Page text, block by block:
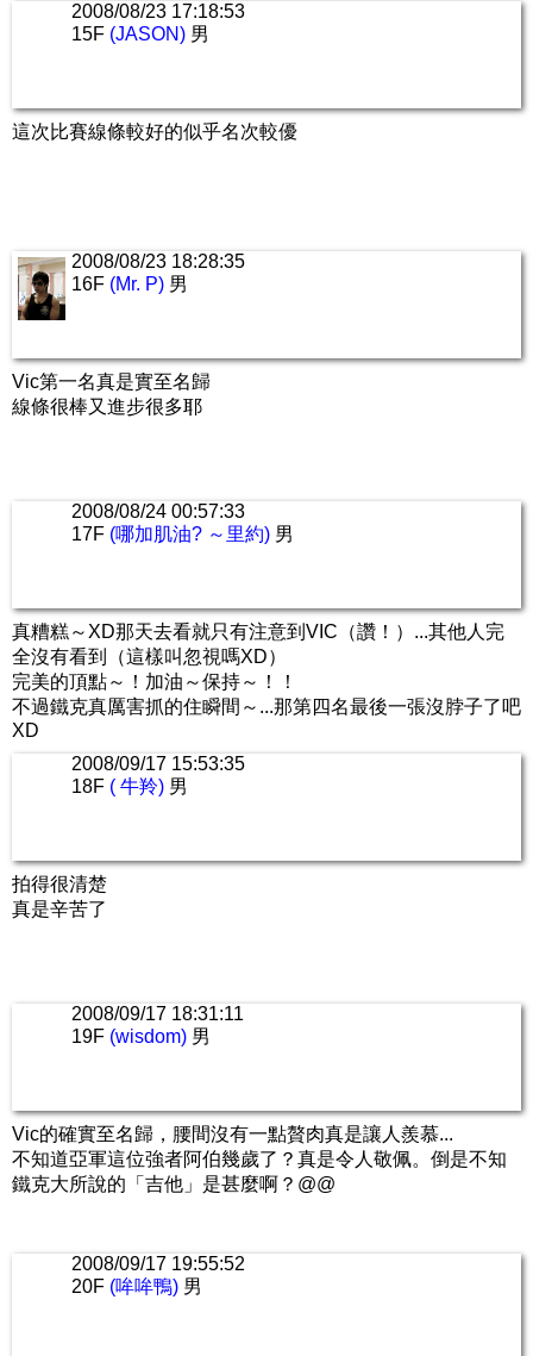
2008/08/23 17:18:53
15F (JASON) 男
這次比賽線條較好的似乎名次較優
2008/08/23 18:28:35
16F (Mr. P) 男
Vic第一名真是實至名歸
線條很棒又進步很多耶
2008/08/24 00:57:33
17F (哪加肌油? ～里約) 男
真糟糕～XD那天去看就只有注意到VIC（讚！）...其他人完
全沒有看到（這樣叫忽視嗎XD）
完美的頂點～！加油～保持～！！
不過鐵克真厲害抓的住瞬間～...那第四名最後一張沒脖子了吧
XD
2008/09/17 15:53:35
18F ( 牛羚) 男
拍得很清楚
真是辛苦了
2008/09/17 18:31:11
19F (wisdom) 男
Vic的確實至名歸，腰間沒有一點贅肉真是讓人羨慕...
不知道亞軍這位強者阿伯幾歲了？真是令人敬佩。倒是不知
鐵克大所說的「吉他」是甚麼啊？@@
2008/09/17 19:55:52
20F (哞哞鴨) 男